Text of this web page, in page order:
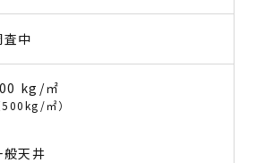
査中
kg/㎡
500kg/㎡）
般天井